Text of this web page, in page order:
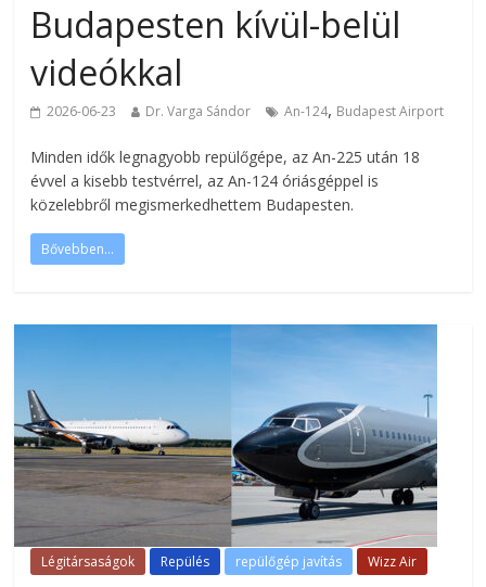
Budapesten kívül-belül
videókkal
2026-06-23 Dr. Varga Sándor An-124, Budapest Airport
Minden idők legnagyobb repülőgépe, az An-225 után 18
évvel a kisebb testvérrel, az An-124 óriásgéppel is
közelebbről megismerkedhettem Budapesten.
Bővebben...
Légitársaságok Repülés repülőgép javítás Wizz Air